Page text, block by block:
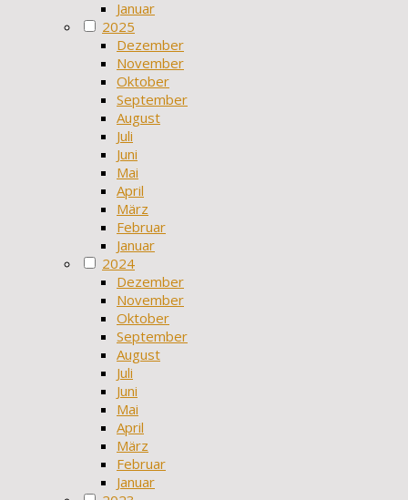
Januar
2025
Dezember
November
Oktober
September
August
Juli
Juni
Mai
April
März
Februar
Januar
2024
Dezember
November
Oktober
September
August
Juli
Juni
Mai
April
März
Februar
Januar